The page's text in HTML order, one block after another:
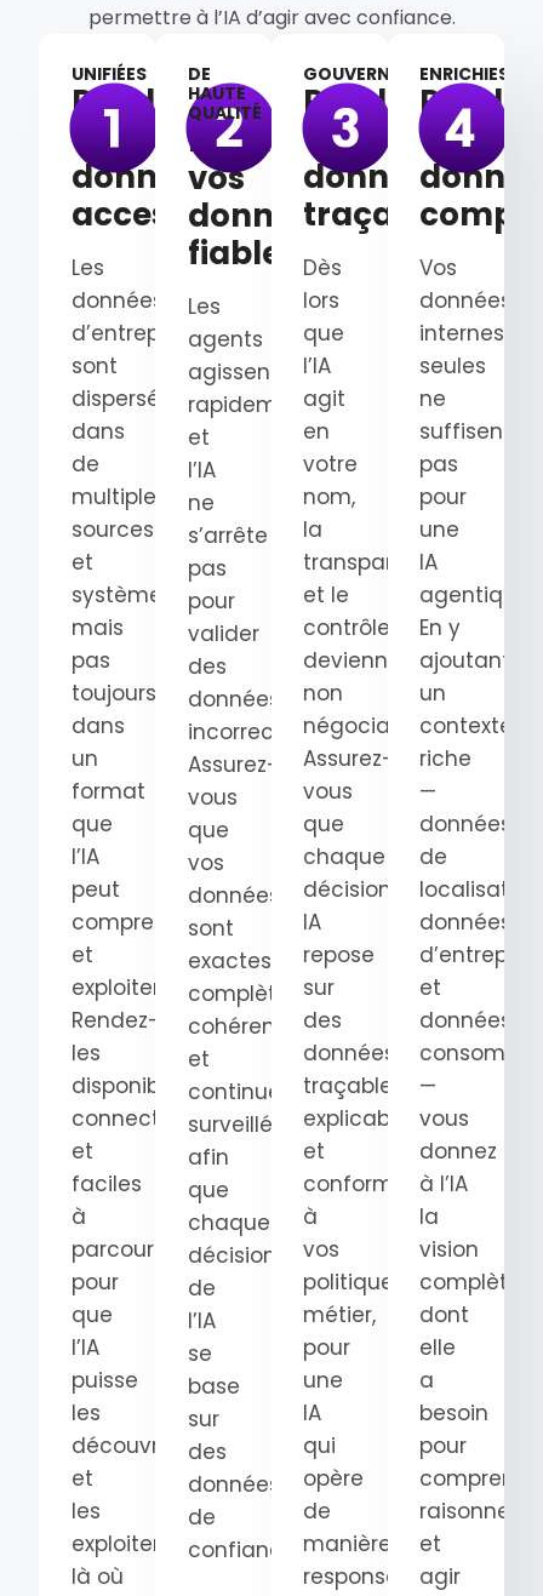
permettre à l’IA d’agir avec confiance.
UNIFIÉES
Rendez
vos
données
accessibles
Les
données
d’entreprise
sont
dispersées
dans
de
multiples
sources
et
systèmes,
mais
pas
toujours
dans
un
format
que
l’IA
peut
comprendre
et
exploiter.
Rendez-
les
disponibles,
connectées
et
faciles
à
parcourir
pour
que
l’IA
puisse
les
découvrir
et
les
exploiter
là où
DE
HAUTE
QUALITÉ
Rendez
vos
données
fiables
Les
agents
agissent
rapidement
et
l’IA
ne
s’arrête
pas
pour
valider
des
données
incorrectes.
Assurez-
vous
que
vos
données
sont
exactes,
complètes,
cohérentes
et
continuellement
surveillées
afin
que
chaque
décision
de
l’IA
se
base
sur
des
données
de
confiance.
GOUVERNÉES
Rendez
vos
données
traçables
Dès
lors
que
l’IA
agit
en
votre
nom,
la
transparence
et le
contrôle
deviennent
non
négociables.
Assurez-
vous
que
chaque
décision
IA
repose
sur
des
données
traçables,
explicables
et
conformes
à
vos
politiques
métier,
pour
une
IA
qui
opère
de
manière
responsable.
ENRICHIES
Rendez
vos
Vos
données
internes
seules
ne
suffisent
pas
pour
une
IA
agentique.
En y
ajoutant
un
contexte
riche
—
données
de
données
et
données
—
vous
donnez
à l’IA
la
vision
complète
dont
elle
a
besoin
pour
raisonner
et
agir